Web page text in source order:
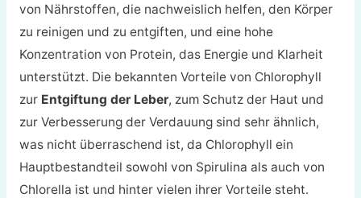
von Nährstoffen, die nachweislich helfen, den Körper
zu reinigen und zu entgiften, und eine hohe
Konzentration von Protein, das Energie und Klarheit
unterstützt. Die bekannten Vorteile von Chlorophyll
zur Entgiftung der Leber, zum Schutz der Haut und
zur Verbesserung der Verdauung sind sehr ähnlich,
was nicht überraschend ist, da Chlorophyll ein
Hauptbestandteil sowohl von Spirulina als auch von
Chlorella ist und hinter vielen ihrer Vorteile steht.